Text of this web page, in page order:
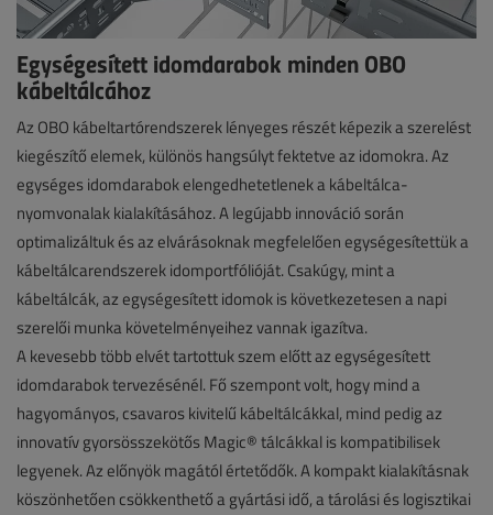
Egységesített idomdarabok minden OBO
kábeltálcához
Az OBO kábeltartórendszerek lényeges részét képezik a szerelést
kiegészítő elemek, különös hangsúlyt fektetve az idomokra. Az
egységes idomdarabok elengedhetetlenek a kábeltálca-
nyomvonalak kialakításához. A legújabb innováció során
optimalizáltuk és az elvárásoknak megfelelően egységesítettük a
kábeltálcarendszerek idomportfólióját. Csakúgy, mint a
kábeltálcák, az egységesített idomok is következetesen a napi
szerelői munka követelményeihez vannak igazítva.
A kevesebb több elvét tartottuk szem előtt az egységesített
idomdarabok tervezésénél. Fő szempont volt, hogy mind a
hagyományos, csavaros kivitelű kábeltálcákkal, mind pedig az
innovatív gyorsösszekötős Magic® tálcákkal is kompatibilisek
legyenek. Az előnyök magától értetődők. A kompakt kialakításnak
köszönhetően csökkenthető a gyártási idő, a tárolási és logisztikai